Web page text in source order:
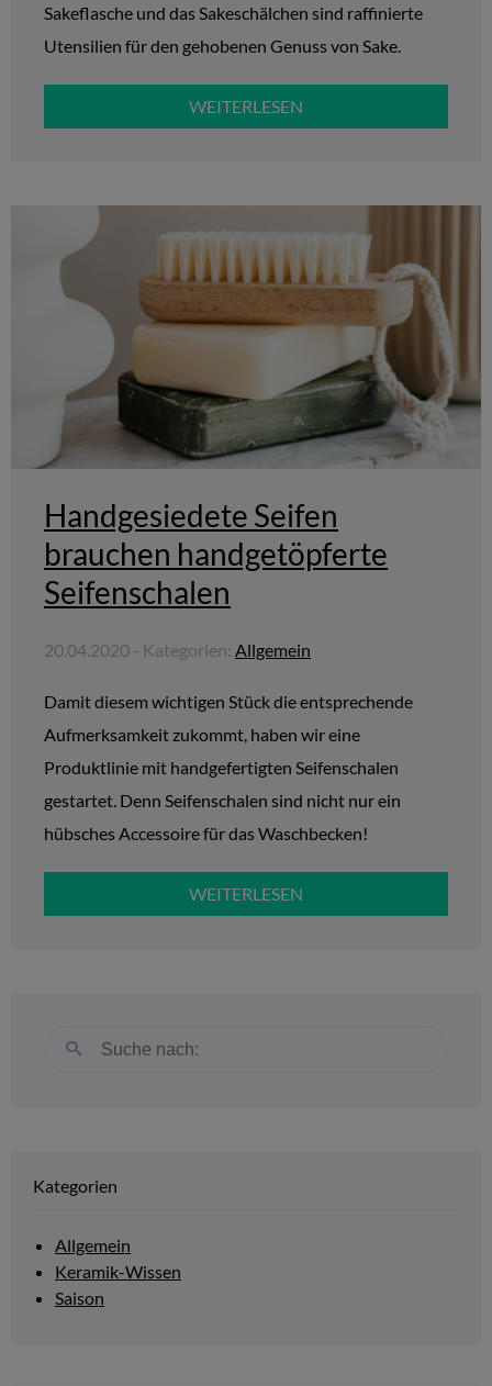
Sakeflasche und das Sakeschälchen sind raffinierte
Utensilien für den gehobenen Genuss von Sake.
WEITERLESEN
Handgesiedete Seifen
brauchen handgetöpferte
Seifenschalen
20.04.2020 - Kategorien: Allgemein
Damit diesem wichtigen Stück die entsprechende
Aufmerksamkeit zukommt, haben wir eine
Produktlinie mit handgefertigten Seifenschalen
gestartet. Denn Seifenschalen sind nicht nur ein
hübsches Accessoire für das Waschbecken!
WEITERLESEN
Kategorien
Allgemein
Keramik-Wissen
Saison